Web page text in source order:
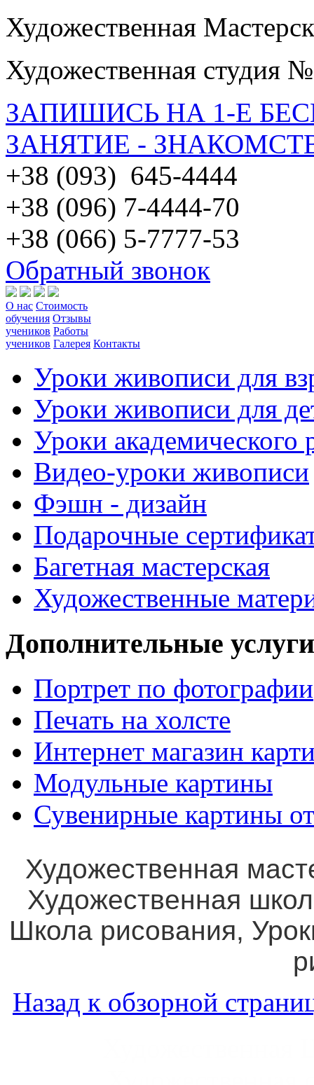
Художественная
Художественная студия
ЗАПИШИСЬ НА 1-Е
ЗАНЯТИЕ -
+38 (093) 645-4444
+38 (096) 7-4444-70
+38 (066) 5-7777-53
Обратный звонок
О нас Стоимость
обучения Отзывы
учеников Работы
учеников Галерея Контакты
Уроки живописи для
Уроки живописи для
Уроки академического
Видео-уроки живописи
Фэшн - дизайн
Подарочные
Багетная мастерская
Художественные
Дополнительные
Портрет по фотографии
Печать на холсте
Интернет магазин
Модульные картины
Сувенирные картины
Художественная
Художественная
Школа рисования,
Назад к обзорной